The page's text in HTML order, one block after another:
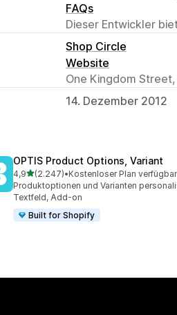
FAQs
Dieser Entwickler
Shop Circle
Website
One Kingdom
14. Dezember 2012
OPTIS Product Options, Variant
4,9von 5 Sternen
(2.247)
2247 Rezensionen insgesamt
•Kostenloser Plan verfügbar
Produktoptionen und Varianten
Textfeld, Add-on
Built for Shopify